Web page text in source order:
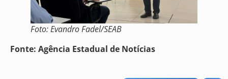
Foto: Evandro Fadel/SEAB
Fonte: Agência Estadual de Notícias